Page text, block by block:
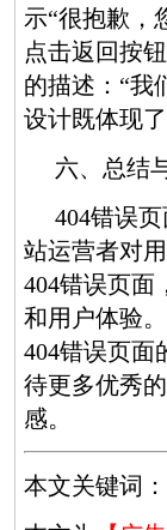
示“很抱歉，
点击返回按
的描述：“我
设计既体现
六、总结
404错误
站运营者对
404错误页面
和用户体验
404错误页面
待更多优秀
感。
本文关键词：